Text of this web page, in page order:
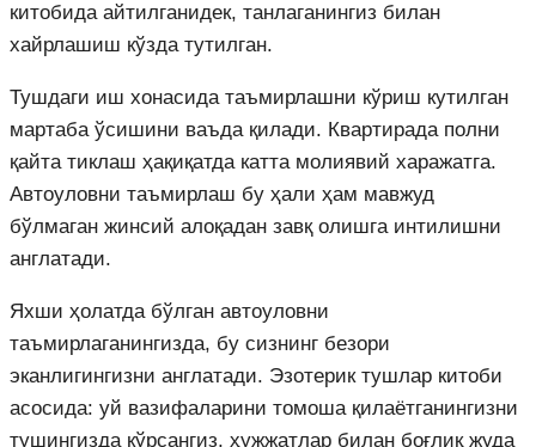
китобида айтилганидек, танлаганингиз билан
хайрлашиш кўзда тутилган.
Тушдаги иш хонасида таъмирлашни кўриш кутилган
мартаба ўсишини ваъда қилади. Квартирада полни
қайта тиклаш ҳақиқатда катта молиявий харажатга.
Автоуловни таъмирлаш бу ҳали ҳам мавжуд
бўлмаган жинсий алоқадан завқ олишга интилишни
англатади.
Яхши ҳолатда бўлган автоуловни
таъмирлаганингизда, бу сизнинг безори
эканлигингизни англатади. Эзотерик тушлар китоби
асосида: уй вазифаларини томоша қилаётганингизни
тушингизда кўрсангиз, ҳужжатлар билан боғлиқ жуда